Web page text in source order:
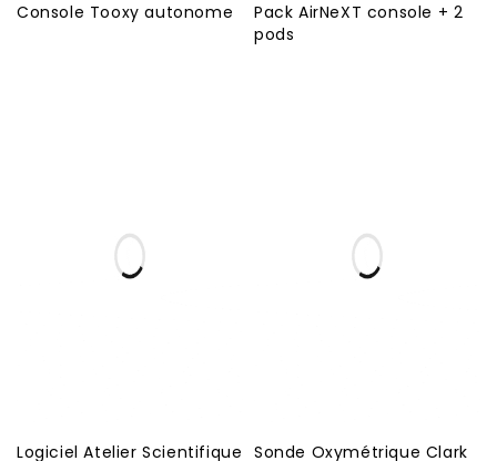
Console Tooxy autonome
Pack AirNeXT console + 2
pods
Logiciel Atelier Scientifique Sonde Oxymétrique Clark